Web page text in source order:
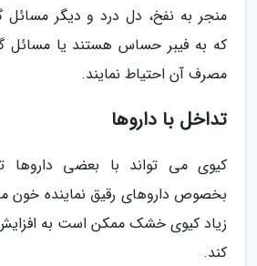
منجر به نفخ، دل درد و دیگر مسائل
که به فیبر حساس هستند یا مسائل
مصرف آن احتیاط نمایند.
تداخل با داروها
کیوی می تواند با بعضی داروها
بخصوص داروهای رقیق نماینده خون
زیاد کیوی خشک ممکن است به
کند.